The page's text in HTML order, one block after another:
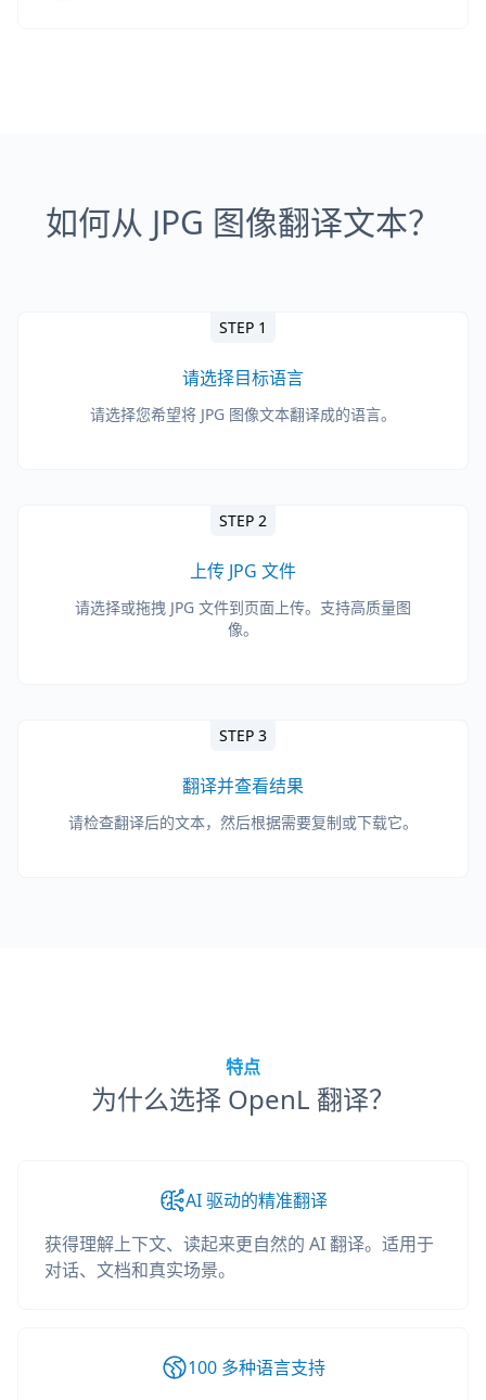
如何从 JPG 图像翻译文本？
STEP 1
请选择目标语言
请选择您希望将 JPG 图像文本翻译成的语言。
STEP 2
上传 JPG 文件
请选择或拖拽 JPG 文件到页面上传。支持高质量图
像。
STEP 3
翻译并查看结果
请检查翻译后的文本，然后根据需要复制或下载它。
特点
为什么选择 OpenL 翻译？
AI 驱动的精准翻译
获得理解上下文、读起来更自然的 AI 翻译。适用于
对话、文档和真实场景。
100 多种语言支持